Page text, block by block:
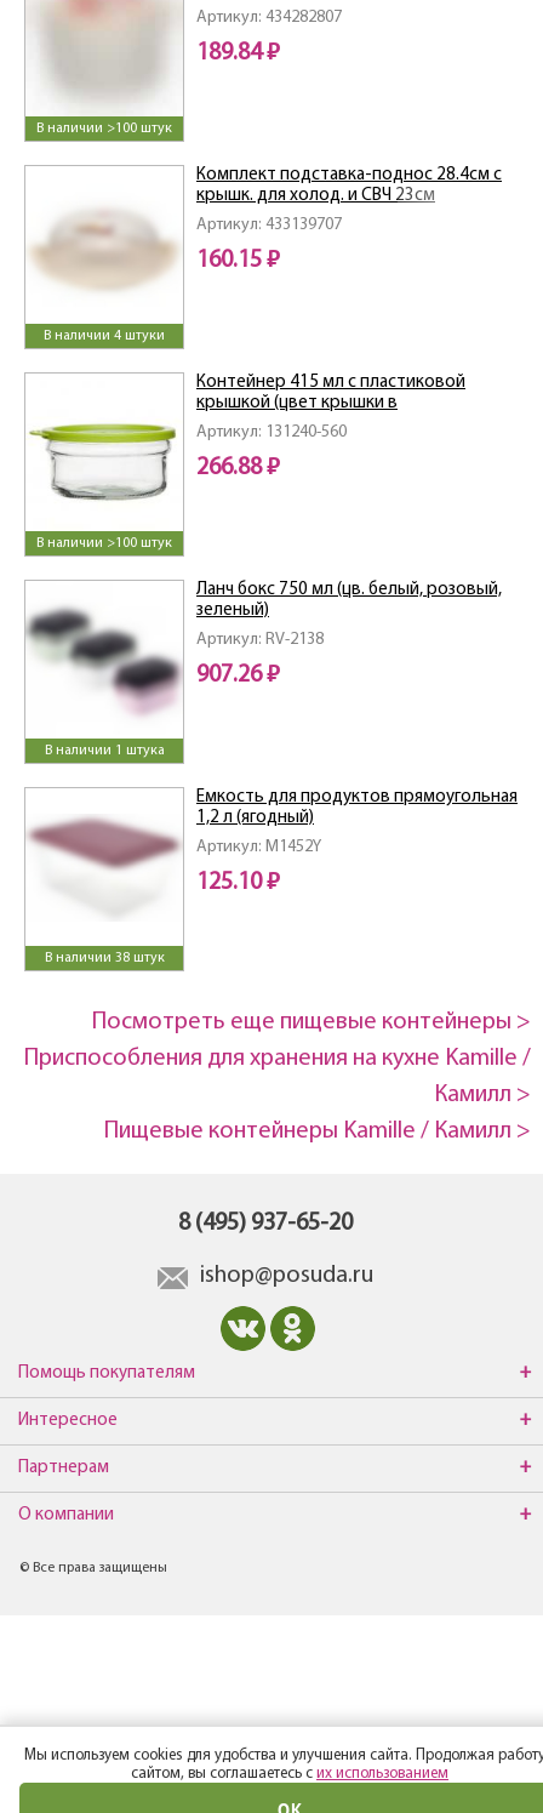
В наличии >100 штук
Артикул: 434282807
189.84 ₽
В наличии 4 штуки
Артикул: 433139707
Комплект подставка-поднос 28.4см с
крышк. для холод. и СВЧ 23см
(Бежевый)
160.15 ₽
В наличии >100 штук
Артикул: 131240-560
Контейнер 415 мл с пластиковой
крышкой (цвет крышки в
ассортименте)
266.88 ₽
В наличии 1 штука
Артикул: RV-2138
Ланч бокс 750 мл (цв. белый, розовый,
зеленый)
907.26 ₽
В наличии 38 штук
Артикул: M1452Y
Емкость для продуктов прямоугольная
1,2 л (ягодный)
125.10 ₽
Посмотреть еще пищевые контейнеры >
Приспособления для хранения на кухне Kamille /
Камилл >
Пищевые контейнеры Kamille / Камилл >
8 (495) 937-65-20
ishop@posuda.ru
Помощь покупателям
Интересное
Партнерам
О компании
© Все права защищены
Мы используем cookies для удобства и улучшения сайта. Продолжая
сайтом, вы соглашаетесь с их использованием